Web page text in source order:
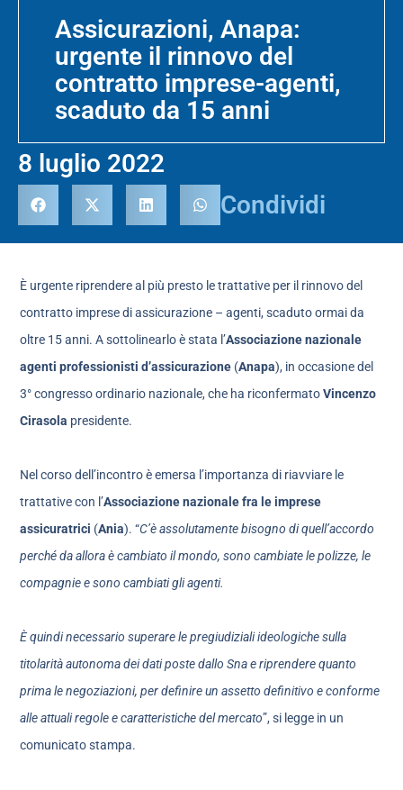
Assicurazioni, Anapa:
urgente il rinnovo del
contratto imprese-agenti,
scaduto da 15 anni
8 luglio 2022
Condividi
È urgente riprendere al più presto le trattative per il rinnovo del
contratto imprese di assicurazione – agenti, scaduto ormai da
oltre 15 anni. A sottolinearlo è stata l’Associazione nazionale
agenti professionisti d’assicurazione (Anapa), in occasione del
3° congresso ordinario nazionale, che ha riconfermatoVincenzo
Cirasola presidente.
Nel corso dell’incontro è emersa l’importanza di riavviare le
trattative con l’Associazione nazionale fra le imprese
assicuratrici (Ania). “C’è assolutamente bisogno di quell’accordo
perché da allora è cambiato il mondo, sono cambiate le polizze, le
compagnie e sono cambiati gli agenti.
È quindi necessario superare le pregiudiziali ideologiche sulla
titolarità autonoma dei dati poste dallo Sna e riprendere quanto
prima le negoziazioni, per definire un assetto definitivo e conforme
alle attuali regole e caratteristiche del mercato”, si legge in un
comunicato stampa.